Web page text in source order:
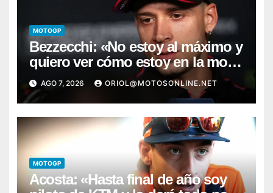
MOTOGP
Bezzecchi: «No estoy al máximo y
quiero ver cómo estoy en la moto;
desde Aragón será una guerra»
AGO 7, 2026 ORIOL@MOTOSONLINE.NET
MOTOGP
Acosta: «Hasta final de año soy